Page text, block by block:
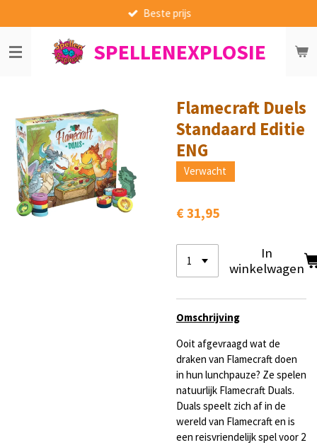
direct
naar
de
SPELLENEXPLOSIE
Beste prijs
Flamecraft Duels
Standaard Editie
ENG
Verwacht
€ 31,95
In
winkelwagen
Omschrijving
Ooit afgevraagd wat de
draken van Flamecraft doen
in hun lunchpauze? Ze spelen
natuurlijk Flamecraft Duals.
Duals speelt zich af in de
wereld van Flamecraft en is
een reisvriendelijk spel voor 2